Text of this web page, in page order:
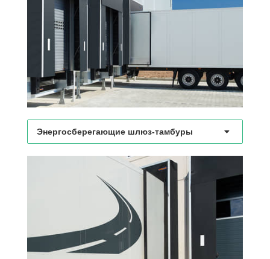
Энергосберегающие шлюз-тамбуры